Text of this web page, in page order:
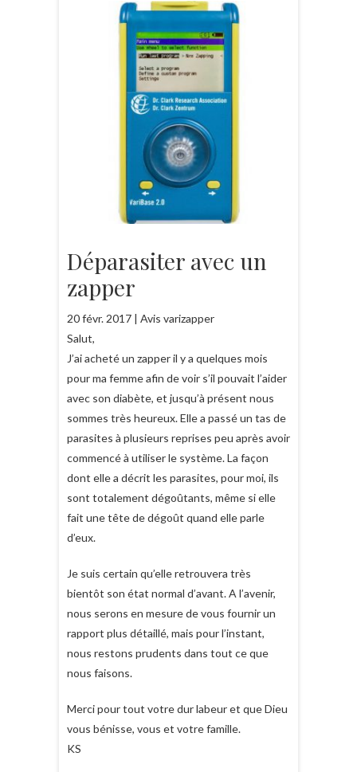
Déparasiter avec un
zapper
20 févr. 2017 | Avis varizapper
Salut,
J’ai acheté un zapper il y a quelques mois
pour ma femme afin de voir s’il pouvait l’aider
avec son diabète, et jusqu’à présent nous
sommes très heureux. Elle a passé un tas de
parasites à plusieurs reprises peu après avoir
commencé à utiliser le système. La façon
dont elle a décrit les parasites, pour moi, ils
sont totalement dégoûtants, même si elle
fait une tête de dégoût quand elle parle
d’eux.
Je suis certain qu’elle retrouvera très
bientôt son état normal d’avant. A l’avenir,
nous serons en mesure de vous fournir un
rapport plus détaillé, mais pour l’instant,
nous restons prudents dans tout ce que
nous faisons.
Merci pour tout votre dur labeur et que Dieu
vous bénisse, vous et votre famille.
KS